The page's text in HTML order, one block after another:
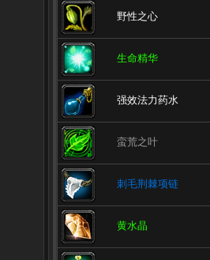
野性之心
生命精华
强效法力药水
蛮荒之叶
刺毛荆棘项链
黄水晶